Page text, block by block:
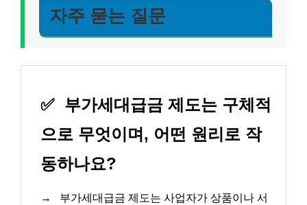
자주 묻는 질문
✅ 부가세대급금 제도는 구체적
으로 무엇이며, 어떤 원리로 작
동하나요?
→
부가세대급금 제도는 사업자가 상품이나 서